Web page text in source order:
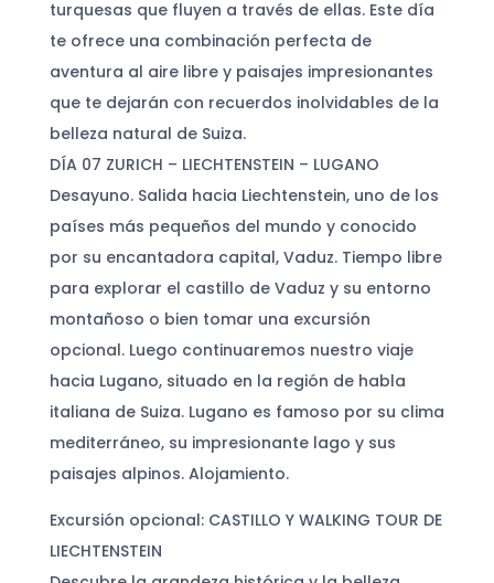
turquesas que fluyen a través de ellas. Este día
te ofrece una combinación perfecta de
aventura al aire libre y paisajes impresionantes
que te dejarán con recuerdos inolvidables de la
belleza natural de Suiza.
DÍA 07 ZURICH – LIECHTENSTEIN – LUGANO
Desayuno. Salida hacia Liechtenstein, uno de los
países más pequeños del mundo y conocido
por su encantadora capital, Vaduz. Tiempo libre
para explorar el castillo de Vaduz y su entorno
montañoso o bien tomar una excursión
opcional. Luego continuaremos nuestro viaje
hacia Lugano, situado en la región de habla
italiana de Suiza. Lugano es famoso por su clima
mediterráneo, su impresionante lago y sus
paisajes alpinos. Alojamiento.
Excursión opcional: CASTILLO Y WALKING TOUR DE
LIECHTENSTEIN